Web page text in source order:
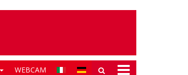
WEBCAM